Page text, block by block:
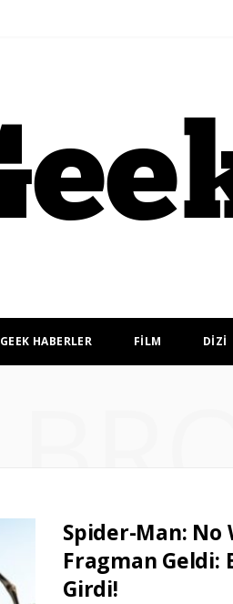
GEEK HABERLER FİLM DİZİ
Spider-Man: No
Fragman
Girdi!